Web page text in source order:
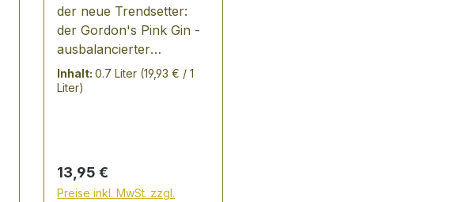
der neue Trendsetter:
der Gordon's Pink Gin -
ausbalancierter
Geschmack mit der
natürlichen Süße von
von Johannisbeere
Inhalt:0.7 Liter (19,93 € / 1
Liter)
Regulärer Preis:
13,95 €
Preise inkl. MwSt. zzgl.